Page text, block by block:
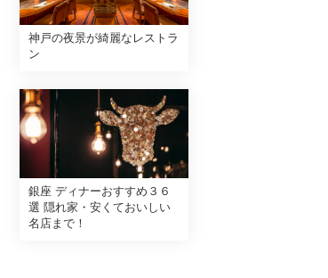
神戸の夜景が綺麗なレストラ
ン
銀座 ディナーおすすめ３６
選 隠れ家・安くておいしい
名店まで！